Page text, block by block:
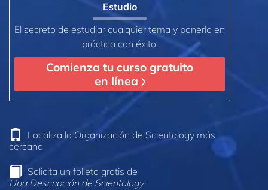
Estudio
El secreto de estudiar cualquier tema y ponerlo en
práctica con éxito.
Comienza tu curso gratuito
en línea
Localiza la Organización de Scientology más
cercana
Solicita un folleto gratis de
Una Descripción de Scientology